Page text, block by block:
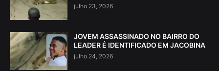
julho 23, 2026
JOVEM ASSASSINADO NO BAIRRO DO
LEADER É IDENTIFICADO EM JACOBINA
julho 24, 2026